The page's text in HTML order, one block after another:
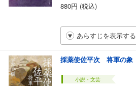
880円 (税込)
あらすじを表示する
採薬使佐平次 将軍の象
小説・文芸